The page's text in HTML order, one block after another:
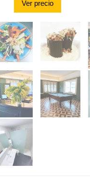
Ver precio